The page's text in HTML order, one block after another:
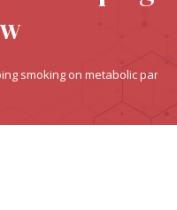
smoking on metabolic